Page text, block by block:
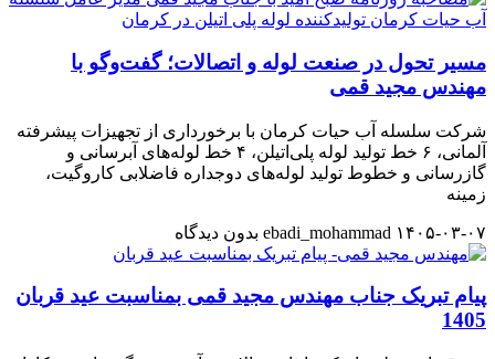
مسیر تحول در صنعت لوله و اتصالات؛ گفت‌وگو با
مهندس مجید قمی
شرکت سلسله آب حیات کرمان با برخورداری از تجهیزات پیشرفته
آلمانی، ۶ خط تولید لوله پلی‌اتیلن، ۴ خط لوله‌های آبرسانی و
گازرسانی و خطوط تولید لوله‌های دوجداره فاضلابی کاروگیت،
زمینه
ebadi_mohammad ۱۴۰۵-۰۳-۰۷ بدون دیدگاه
پیام تبریک جناب مهندس مجید قمی بمناسبت عید قربان
1405